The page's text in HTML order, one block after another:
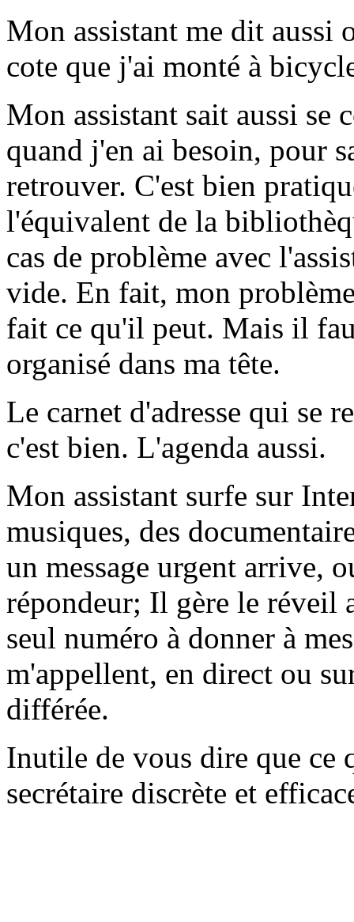
Mon assistant me dit aussi
cote que j'ai monté à
Mon assistant sait aussi se
quand j'en ai besoin, pour
retrouver. C'est bien
l'équivalent de la
cas de problème avec
vide. En fait, mon
fait ce qu'il peut. Mais il
organisé dans ma tête.
Le carnet d'adresse qui se
c'est bien. L'agenda aussi.
Mon assistant surfe sur
musiques, des
un message urgent arrive,
répondeur; Il gère le réveil
seul numéro à donner à
m'appellent, en direct ou
différée.
Inutile de vous dire que ce
secrétaire discrète et